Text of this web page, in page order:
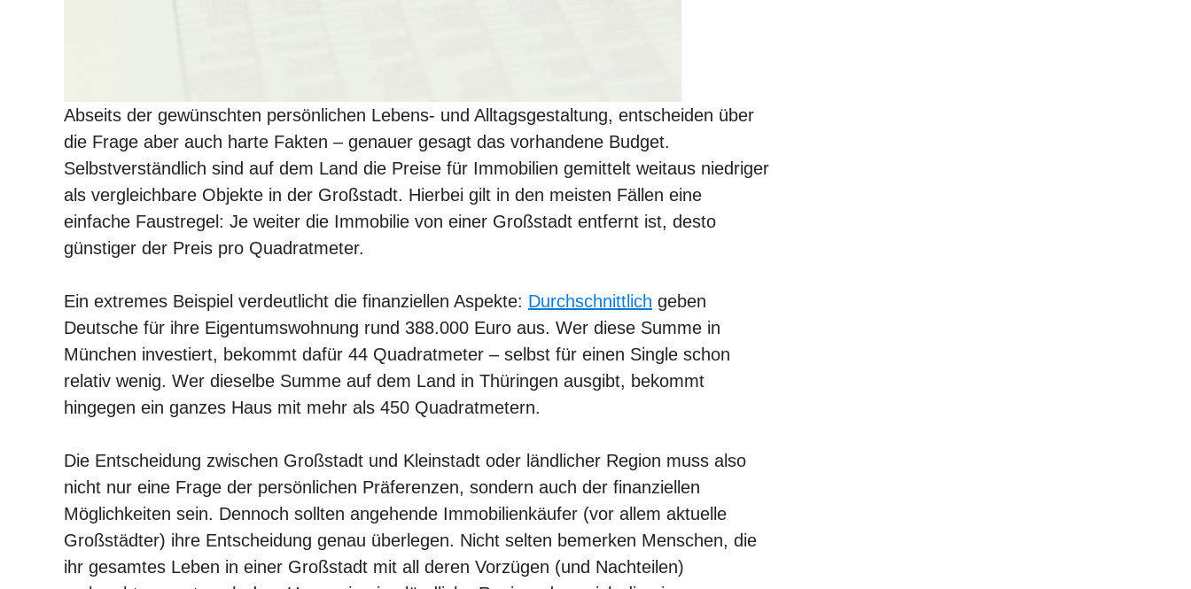
Abseits der gewünschten persönlichen Lebens- und Alltagsgestaltung, entscheiden über
die Frage aber auch harte Fakten – genauer gesagt das vorhandene Budget.
Selbstverständlich sind auf dem Land die Preise für Immobilien gemittelt weitaus niedriger
als vergleichbare Objekte in der Großstadt. Hierbei gilt in den meisten Fällen eine
einfache Faustregel: Je weiter die Immobilie von einer Großstadt entfernt ist, desto
günstiger der Preis pro Quadratmeter.
Ein extremes Beispiel verdeutlicht die finanziellen Aspekte: Durchschnittlich geben
Deutsche für ihre Eigentumswohnung rund 388.000 Euro aus. Wer diese Summe in
München investiert, bekommt dafür 44 Quadratmeter – selbst für einen Single schon
relativ wenig. Wer dieselbe Summe auf dem Land in Thüringen ausgibt, bekommt
hingegen ein ganzes Haus mit mehr als 450 Quadratmetern.
Die Entscheidung zwischen Großstadt und Kleinstadt oder ländlicher Region muss also
nicht nur eine Frage der persönlichen Präferenzen, sondern auch der finanziellen
Möglichkeiten sein. Dennoch sollten angehende Immobilienkäufer (vor allem aktuelle
Großstädter) ihre Entscheidung genau überlegen. Nicht selten bemerken Menschen, die
ihr gesamtes Leben in einer Großstadt mit all deren Vorzügen (und Nachteilen)